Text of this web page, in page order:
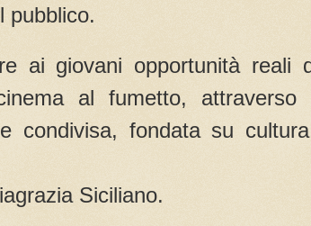
pubblico.
ai giovani opportunità reali
al fumetto,
condivisa, fondata su
Siciliano.